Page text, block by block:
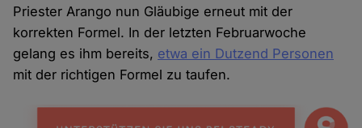
Priester Arango nun Gläubige erneut mit der
korrekten Formel. In der letzten Februarwoche
gelang es ihm bereits, etwa ein Dutzend Personen
mit der richtigen Formel zu taufen.